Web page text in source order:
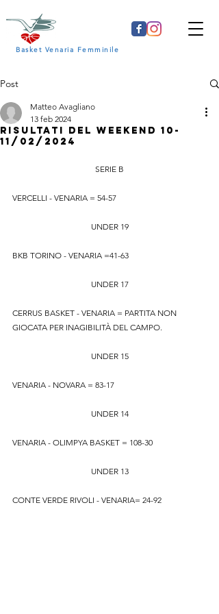
Basket Venaria Femminile
Post
RISULTATI DEL WEEKEND 10-
11/02/2024
Matteo Avagliano
13 feb 2024
SERIE B
VERCELLI - VENARIA = 54-57
UNDER 19
BKB TORINO - VENARIA =41-63
UNDER 17
CERRUS BASKET - VENARIA = PARTITA NON
GIOCATA PER INAGIBILITÀ DEL CAMPO.
UNDER 15
VENARIA - NOVARA = 83-17
UNDER 14
VENARIA - OLIMPYA BASKET = 108-30
UNDER 13
CONTE VERDE RIVOLI - VENARIA= 24-92